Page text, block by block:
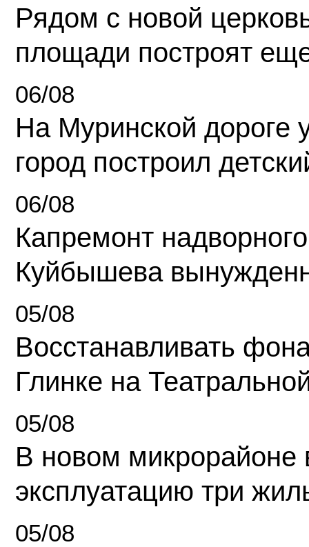
Рядом с новой
площади построят
06/08
На Муринской дороге
город построил
06/08
Капремонт
Куйбышева
05/08
Восстанавливать
Глинке на
05/08
В новом микрорайоне
эксплуатацию три
05/08